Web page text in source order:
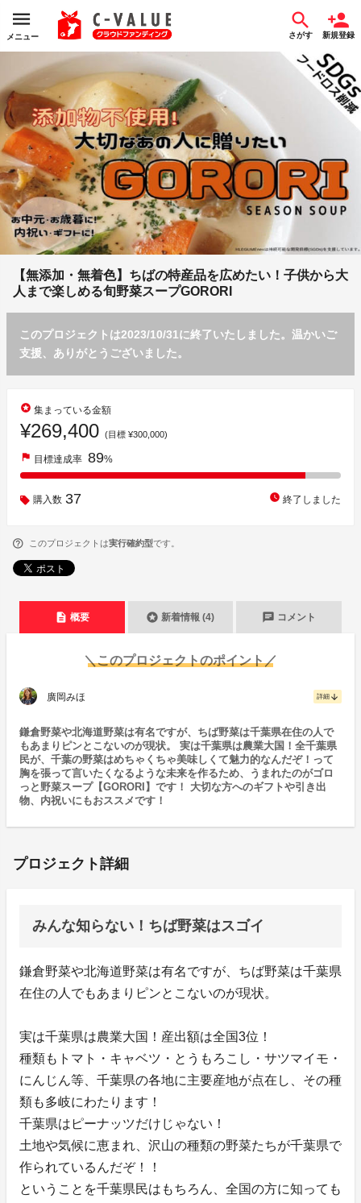
メニュー さがす 新規登録
【無添加・無着色】ちばの特産品を広めたい！子供から大
人まで楽しめる旬野菜スープGORORI
このプロジェクトは2023/10/31に終了いたしました。温かいご
支援、ありがとうございました。
stars 集まっている金額
¥269,400 (目標 ¥300,000)
flag 目標達成率 89%
購入数 37 watch_later 終了しました
このプロジェクトは実行確約型です。
description 概要 stars 新着情報 (4) chat コメント
＼このプロジェクトのポイント／
廣岡みほ 詳細 arrow_downward
鎌倉野菜や北海道野菜は有名ですが、ちば野菜は千葉県在住の人で
もあまりピンとこないのが現状。 実は千葉県は農業大国！全千葉県
民が、千葉の野菜はめちゃくちゃ美味しくて魅力的なんだぞ！って
胸を張って言いたくなるような未来を作るため、うまれたのがゴロ
っと野菜スープ【GORORI】です！ 大切な方へのギフトや引き出
物、内祝いにもおススメです！
プロジェクト詳細
みんな知らない！ちば野菜はスゴイ
鎌倉野菜や北海道野菜は有名ですが、ちば野菜は千葉県
在住の人でもあまりピンとこないのが現状。
実は千葉県は農業大国！産出額は全国3位！
種類もトマト・キャベツ・とうもろこし・サツマイモ・
にんじん等、千葉県の各地に主要産地が点在し、その種
類も多岐にわたります！
千葉県はピーナッツだけじゃない！
土地や気候に恵まれ、沢山の種類の野菜たちが千葉県で
作られているんだぞ！！
ということを千葉県民はもちろん、全国の方に知っても